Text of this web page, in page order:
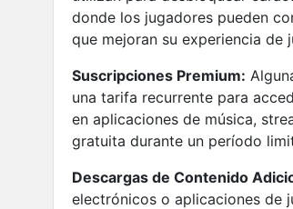
donde los jugadores pueden
que mejoran su experiencia de
Suscripciones Premium:
una tarifa recurrente para
en aplicaciones de música,
gratuita durante un período
Descargas de Contenido
electrónicos o aplicaciones de